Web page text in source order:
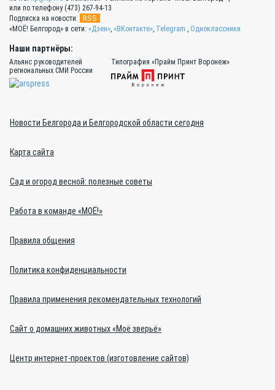
или по телефону (473) 267-94-13
Подписка на новости:
RSS
«МОЁ! Белгород» в сети: «Дзен», «ВКонтакте», Telegram , Одноклассники
Наши партнёры:
Альянс руководителей
региональных СМИ России
Типография «Прайм Принт Воронеж»
Новости Белгорода и Белгородской области сегодня
Карта сайта
Сад и огород весной: полезные советы
Работа в команде «МОЁ!»
Правила общения
Политика конфиденциальности
Правила применения рекомендательных технологий
Сайт о домашних животных «Моё зверьё»
Центр интернет-проектов (изготовление сайтов)